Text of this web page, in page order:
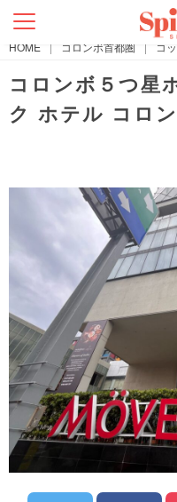
HOME | コロンボ首都圏 | コ
コロンボ５つ星
ク ホテル コロン